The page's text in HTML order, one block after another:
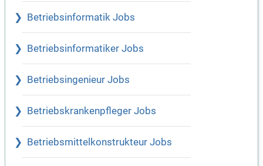
Betriebsinformatik Jobs
Betriebsinformatiker Jobs
Betriebsingenieur Jobs
Betriebskrankenpfleger Jobs
Betriebsmittelkonstrukteur Jobs